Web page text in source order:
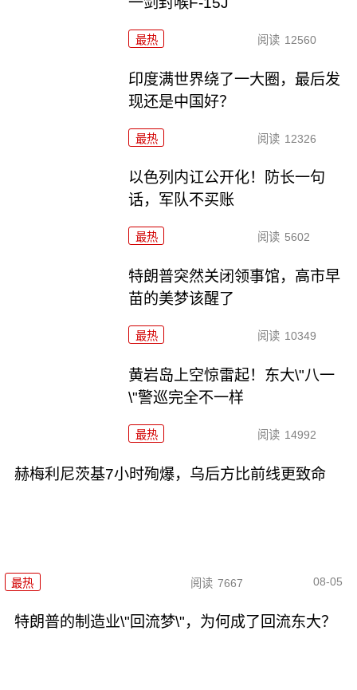
最热 阅读 12560
印度满世界绕了一大圈，最后发
现还是中国好？
最热 阅读 12326
以色列内讧公开化！防长一句
话，军队不买账
最热 阅读 5602
特朗普突然关闭领事馆，高市早
苗的美梦该醒了
最热 阅读 10349
黄岩岛上空惊雷起！东大\"八一
\"警巡完全不一样
最热 阅读 14992
赫梅利尼茨基7小时殉爆，乌后方比前线更致命
最热 阅读 7667 08-05
特朗普的制造业\"回流梦\"，为何成了回流东大？